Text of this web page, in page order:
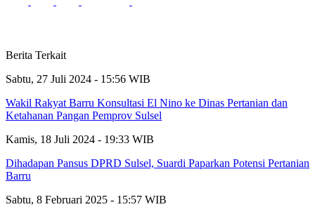
Berita Terkait
Sabtu, 27 Juli 2024 - 15:56 WIB
Wakil Rakyat Barru Konsultasi El Nino ke Dinas Pertanian dan
Ketahanan Pangan Pemprov Sulsel
Kamis, 18 Juli 2024 - 19:33 WIB
Dihadapan Pansus DPRD Sulsel, Suardi Paparkan Potensi Pertanian
Barru
Sabtu, 8 Februari 2025 - 15:57 WIB